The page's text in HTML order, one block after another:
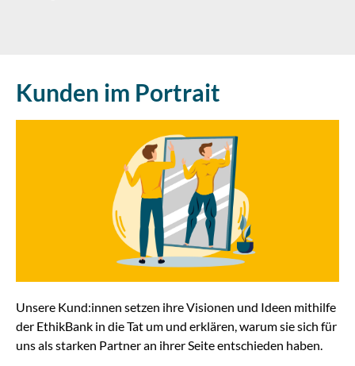
Kunden im Portrait
Unsere Kund:innen setzen ihre Visionen und Ideen mithilfe
der EthikBank in die Tat um und erklären, warum sie sich für
uns als starken Partner an ihrer Seite entschieden haben.